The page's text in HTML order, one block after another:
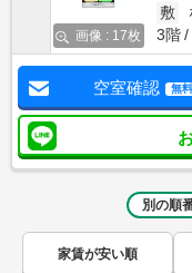
画像 : 17枚
敷
3階
空室確認 無料
別の順
家賃が安い順